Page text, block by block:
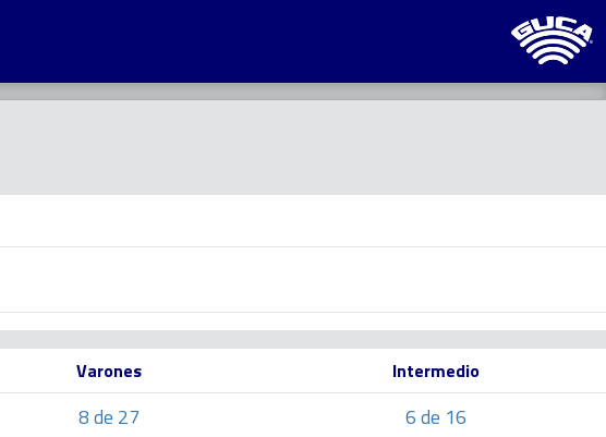
Varones
Intermedio
8 de 27 6 de 16